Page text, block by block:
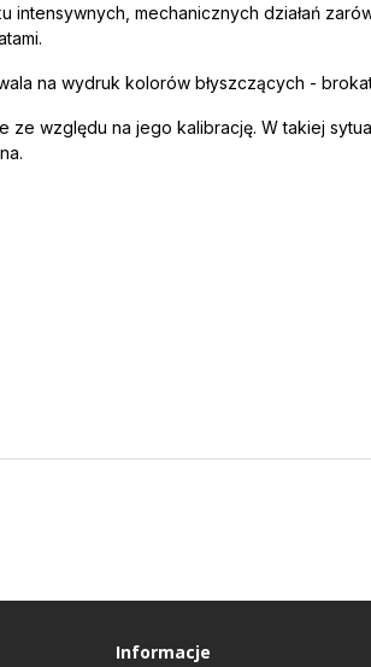
mechanicznych działań
na wydruk kolorów błyszczących -
względu na jego kalibrację. W takiej
Informacje